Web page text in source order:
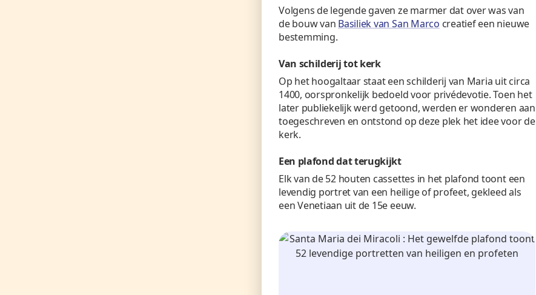
Volgens de legende gaven ze marmer dat over was van
de bouw van Basiliek van San Marco creatief een nieuwe
bestemming.
Van schilderij tot kerk
Op het hoogaltaar staat een schilderij van Maria uit circa
1400, oorspronkelijk bedoeld voor privédevotie. Toen het
later publiekelijk werd getoond, werden er wonderen aan
toegeschreven en ontstond op deze plek het idee voor de
kerk.
Een plafond dat terugkijkt
Elk van de 52 houten cassettes in het plafond toont een
levendig portret van een heilige of profeet, gekleed als
een Venetiaan uit de 15e eeuw.